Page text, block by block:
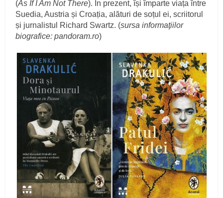
(As If I Am Not There). În prezent, își împarte viața între
Suedia, Austria și Croația, alături de soțul ei, scriitorul
și jurnalistul Richard Swartz. (sursa informaţiilor
biografice: pandoram.ro)